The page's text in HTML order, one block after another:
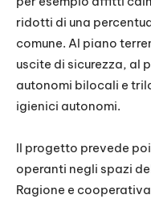
ridotti di una
comune. Al piano
uscite di sicurezza, al
autonomi bilocali e
igienici autonomi.
Il progetto prevede
operanti negli spazi
Ragione e